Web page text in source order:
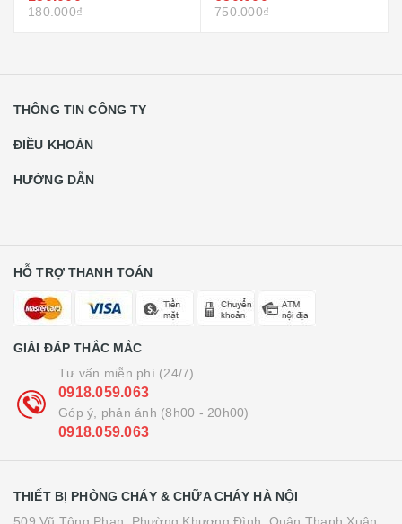
THÔNG TIN CÔNG TY
ĐIỀU KHOẢN
HƯỚNG DẪN
HỖ TRỢ THANH TOÁN
GIẢI ĐÁP THẮC MẮC
Tư vấn miễn phí (24/7)
0918.059.063
Góp ý, phản ánh (8h00 - 20h00)
0918.059.063
THIẾT BỊ PHÒNG CHÁY & CHỮA CHÁY HÀ NỘI